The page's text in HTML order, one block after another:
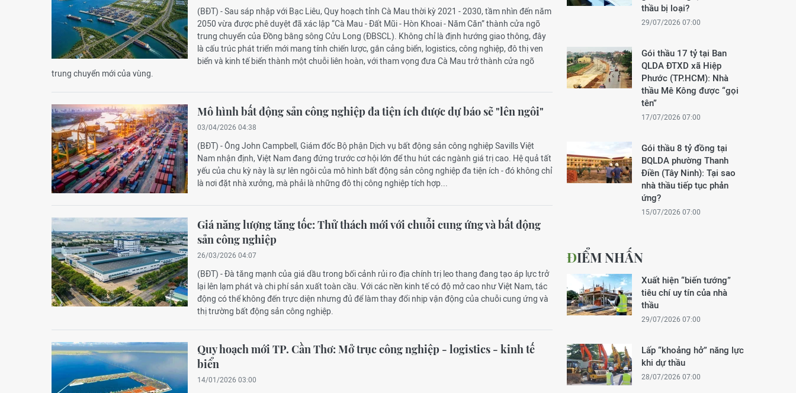
(BĐT) - Sau sáp nhập với Bạc Liêu, Quy hoạch tỉnh Cà Mau thời kỳ 2021 - 2030, tầm nhìn đến năm
2050 vừa được phê duyệt đã xác lập “Cà Mau - Đất Mũi - Hòn Khoai - Năm Căn” thành cửa ngõ
trung chuyển của Đồng bằng sông Cửu Long (ĐBSCL). Không chỉ là định hướng giao thông, đây
là cấu trúc phát triển mới mang tính chiến lược, gắn cảng biển, logistics, công nghiệp, đô thị ven
biển và kinh tế biển thành một chuỗi liên hoàn, với tham vọng đưa Cà Mau trở thành cửa ngõ
trung chuyển mới của vùng.
Mô hình bất động sản công nghiệp đa tiện ích được dự báo sẽ "lên ngôi"
03/04/2026 04:38
(BĐT) - Ông John Campbell, Giám đốc Bộ phận Dịch vụ bất động sản công nghiệp Savills Việt
Nam nhận định, Việt Nam đang đứng trước cơ hội lớn để thu hút các ngành giá trị cao. Hệ quả tất
yếu của chu kỳ này là sự lên ngôi của mô hình bất động sản công nghiệp đa tiện ích - đó không chỉ
là nơi đặt nhà xưởng, mà phải là những đô thị công nghiệp tích hợp...
Giá năng lượng tăng tốc: Thử thách mới với chuỗi cung ứng và bất động
sản công nghiệp
26/03/2026 04:07
(BĐT) - Đà tăng mạnh của giá dầu trong bối cảnh rủi ro địa chính trị leo thang đang tạo áp lực trở
lại lên lạm phát và chi phí sản xuất toàn cầu. Với các nền kinh tế có độ mở cao như Việt Nam, tác
động có thể không đến trực diện nhưng đủ để làm thay đổi nhịp vận động của chuỗi cung ứng và
thị trường bất động sản công nghiệp.
Quy hoạch mới TP. Cần Thơ: Mở trục công nghiệp - logistics - kinh tế
biển
14/01/2026 03:00
thầu bị loại?
29/07/2026 07:00
Gói thầu 17 tỷ tại Ban
QLDA ĐTXD xã Hiệp
Phước (TP.HCM): Nhà
thầu Mê Kông được “gọi
tên”
17/07/2026 07:00
Gói thầu 8 tỷ đồng tại
BQLDA phường Thanh
Điền (Tây Ninh): Tại sao
nhà thầu tiếp tục phản
ứng?
15/07/2026 07:00
ĐIỂM NHẤN
Xuất hiện “biến tướng”
tiêu chí uy tín của nhà
thầu
29/07/2026 07:00
Lấp “khoảng hở” năng lực
khi dự thầu
28/07/2026 07:00